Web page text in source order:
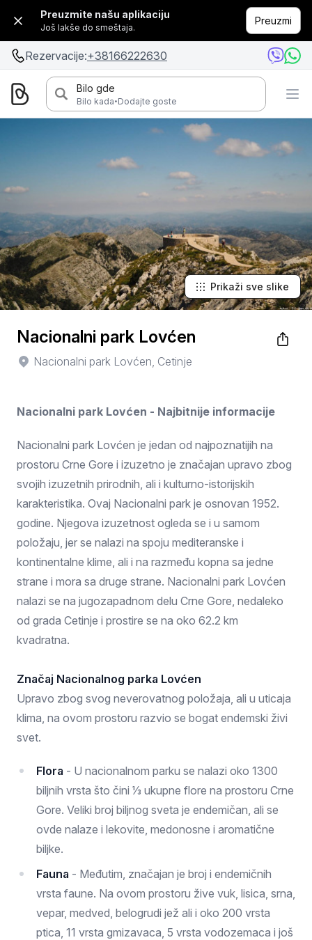
Preuzmite našu aplikaciju
Još lakše do smeštaja.
Preuzmi
Rezervacije:+38166222630
Bilo gde
Bilo kada·Dodajte goste
Prikaži sve slike
Nacionalni park Lovćen
Nacionalni park Lovćen, Cetinje
Nacionalni park Lovćen - Najbitnije informacije
Nacionalni park Lovćen je jedan od najpoznatijih na
prostoru Crne Gore i izuzetno je značajan upravo zbog
svojih izuzetnih prirodnih, ali i kulturno-istorijskih
karakteristika. Ovaj Nacionalni park je osnovan 1952.
godine. Njegova izuzetnost ogleda se i u samom
položaju, jer se nalazi na spoju mediteranske i
kontinentalne klime, ali i na razmeđu kopna sa jedne
strane i mora sa druge strane. Nacionalni park Lovćen
nalazi se na jugozapadnom delu Crne Gore, nedaleko
od grada Cetinje i prostire se na oko 62.2 km
kvadratna.
Značaj Nacionalnog parka Lovćen
Upravo zbog svog neverovatnog položaja, ali u uticaja
klima, na ovom prostoru razvio se bogat endemski živi
svet.
Flora - U nacionalnom parku se nalazi oko 1300
biljnih vrsta što čini ⅓ ukupne flore na prostoru Crne
Gore. Veliki broj biljnog sveta je endemičan, ali se
ovde nalaze i lekovite, medonosne i aromatične
biljke.
Fauna - Međutim, značajan je broj i endemičnih
vrsta faune. Na ovom prostoru žive vuk, lisica, srna,
vepar, medved, belogrudi jež ali i oko 200 vrsta
ptica, 11 vrsta gmizavaca, 5 vrsta vodozemaca i još